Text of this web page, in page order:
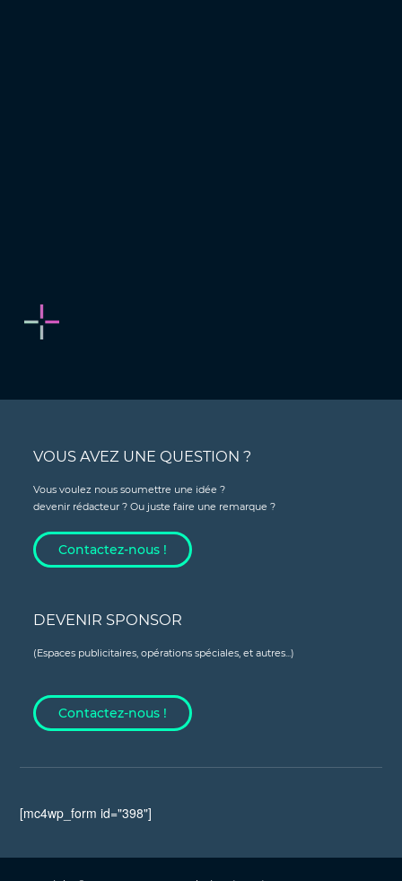
VOUS AVEZ UNE QUESTION ?
Vous voulez nous soumettre une idée ?
devenir rédacteur ? Ou juste faire une remarque ?
Contactez-nous !
DEVENIR SPONSOR
(Espaces publicitaires, opérations spéciales, et autres...)
Contactez-nous !
[mc4wp_form id="398"]